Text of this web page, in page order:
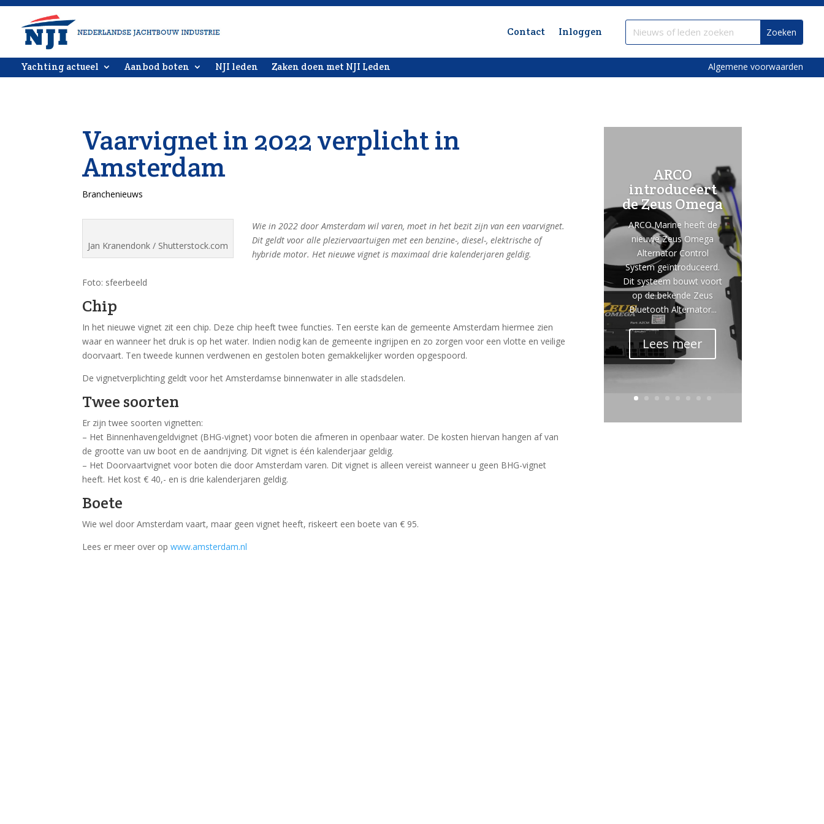
Contact Inloggen
Yachting actueel Aanbod boten NJI leden Zaken doen met NJI Leden Algemene voorwaarden
Vaarvignet in 2022 verplicht in
Amsterdam
Branchenieuws
Jan Kranendonk / Shutterstock.com
Wie in 2022 door Amsterdam wil varen, moet in het bezit zijn van een vaarvignet.
Dit geldt voor alle pleziervaartuigen met een benzine-, diesel-, elektrische of
hybride motor. Het nieuwe vignet is maximaal drie kalenderjaren geldig.
Foto: sfeerbeeld
Chip
In het nieuwe vignet zit een chip. Deze chip heeft twee functies. Ten eerste kan de gemeente Amsterdam hiermee zien
waar en wanneer het druk is op het water. Indien nodig kan de gemeente ingrijpen en zo zorgen voor een vlotte en veilige
doorvaart. Ten tweede kunnen verdwenen en gestolen boten gemakkelijker worden opgespoord.
De vignetverplichting geldt voor het Amsterdamse binnenwater in alle stadsdelen.
Twee soorten
Er zijn twee soorten vignetten:
– Het Binnenhavengeldvignet (BHG-vignet) voor boten die afmeren in openbaar water. De kosten hiervan hangen af van
de grootte van uw boot en de aandrijving. Dit vignet is één kalenderjaar geldig.
– Het Doorvaartvignet voor boten die door Amsterdam varen. Dit vignet is alleen vereist wanneer u geen BHG-vignet
heeft. Het kost € 40,- en is drie kalenderjaren geldig.
Boete
Wie wel door Amsterdam vaart, maar geen vignet heeft, riskeert een boete van € 95.
Lees er meer over opwww.amsterdam.nl
ARCO
introduceert
de Zeus Omega
ARCO Marine heeft de
nieuwe Zeus Omega
Alternator Control
System geïntroduceerd.
Dit systeem bouwt voort
op de bekende Zeus
Bluetooth Alternator...
Lees meer